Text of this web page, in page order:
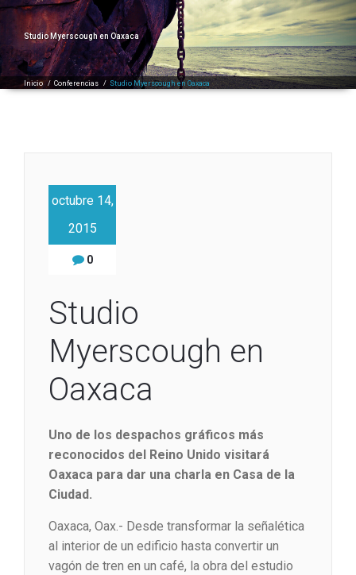
Studio Myerscough en Oaxaca
Inicio / Conferencias / Studio Myerscough en Oaxaca
octubre 14,
2015
0
Studio
Myerscough en
Oaxaca
Uno de los despachos gráficos más
reconocidos del Reino Unido visitará
Oaxaca para dar una charla en Casa de la
Ciudad.
Oaxaca, Oax.- Desde transformar la señalética
al interior de un edificio hasta convertir un
vagón de tren en un café, la obra del estudio